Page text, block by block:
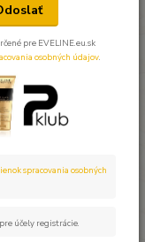
pre EVELINE.eu.sk
osobných údajov.
spracovania osobných
pre účely registrácie.